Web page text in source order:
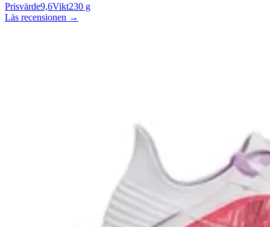
Prisvärde9,6Vikt230 g
Läs recensionen →